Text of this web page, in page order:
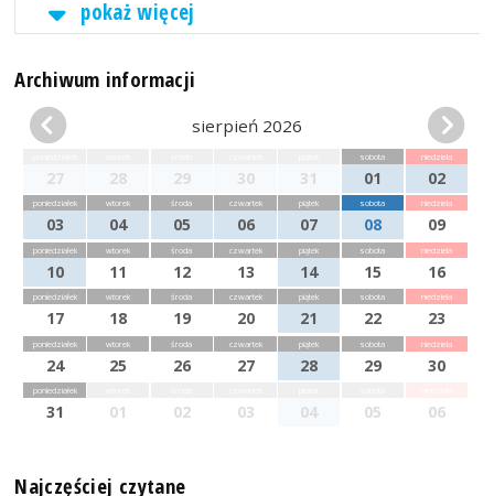
pokaż więcej
Archiwum informacji
sierpień 2026
27 28 29 30 31
sobota
01
niedziela
02
poniedziałek
03
wtorek
04
środa
05
czwartek
06
piątek
07
sobota
08
niedziela
09
poniedziałek
10
wtorek
11
środa
12
czwartek
13
piątek
14
sobota
15
niedziela
16
poniedziałek
17
wtorek
18
środa
19
czwartek
20
piątek
21
sobota
22
niedziela
23
poniedziałek
24
wtorek
25
środa
26
czwartek
27
piątek
28
sobota
29
niedziela
30
poniedziałek
31 01 02 03 04 05 06
Najczęściej czytane